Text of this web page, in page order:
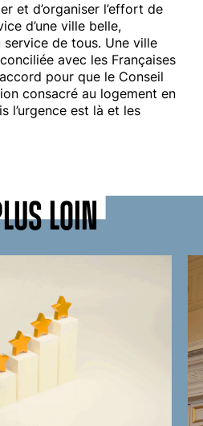
et d’organiser l’effort de
d’une ville belle,
de tous. Une ville
avec les Françaises
pour que le Conseil
consacré au logement en
l’urgence est là et les
LOIN